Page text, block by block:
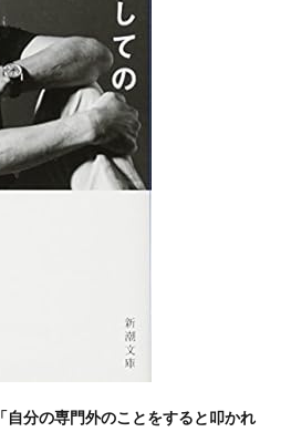
「自分の専門外のことをすると叩かれ